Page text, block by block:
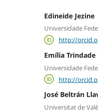
Edineide Jezine
Universidade
http://
Emília Trindade
Universidade
http://
José Beltrán
Universitat de